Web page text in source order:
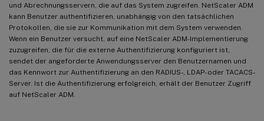
und Abrechnungsservern, die auf das System zugreifen. NetScaler ADM
kann Benutzer authentifizieren, unabhängig von den tatsächlichen
Protokollen, die sie zur Kommunikation mit dem System verwenden.
Wenn ein Benutzer versucht, auf eine NetScaler ADM-Implementierung
zuzugreifen, die für die externe Authentifizierung konfiguriert ist,
sendet der angeforderte Anwendungsserver den Benutzernamen und
das Kennwort zur Authentifizierung an den RADIUS-, LDAP- oder TACACS-
Server. Ist die Authentifizierung erfolgreich, erhält der Benutzer Zugriff
auf NetScaler ADM.